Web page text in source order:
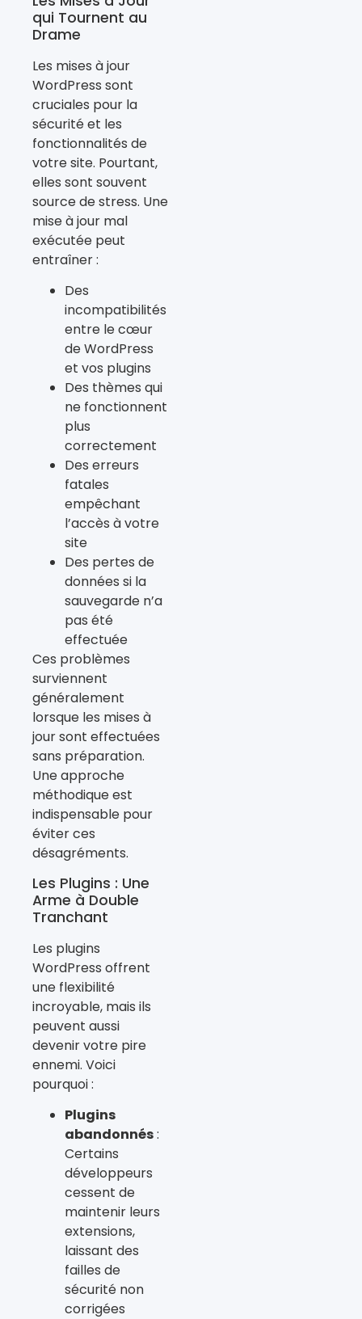
qui Tournent au
Drame
Les mises à jour
WordPress sont
cruciales pour la
sécurité et les
fonctionnalités de
votre site. Pourtant,
elles sont souvent
source de stress. Une
mise à jour mal
exécutée peut
entraîner :
Des
incompatibilités
entre le cœur
de WordPress
et vos plugins
Des thèmes qui
ne fonctionnent
plus
correctement
Des erreurs
fatales
empêchant
l’accès à votre
site
Des pertes de
données si la
sauvegarde n’a
pas été
effectuée
Ces problèmes
surviennent
généralement
lorsque les mises à
jour sont effectuées
sans préparation.
Une approche
méthodique est
indispensable pour
éviter ces
désagréments.
Les Plugins : Une
Arme à Double
Tranchant
Les plugins
WordPress offrent
une flexibilité
incroyable, mais ils
peuvent aussi
devenir votre pire
ennemi. Voici
pourquoi :
Plugins
abandonnés:
Certains
développeurs
cessent de
maintenir leurs
extensions,
laissant des
failles de
sécurité non
corrigées